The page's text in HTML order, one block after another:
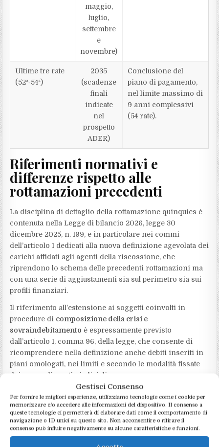
Gestisci Consenso
Per fornire le migliori esperienze, utilizziamo tecnologie come i cookie per
memorizzare e/o accedere alle informazioni del dispositivo. Il consenso a
queste tecnologie ci permetterà di elaborare dati come il comportamento di
navigazione o ID unici su questo sito. Non acconsentire o ritirare il
consenso può influire negativamente su alcune caratteristiche e funzioni.
maggio,
luglio,
settembre
e
novembre)
Ultime tre rate
(52ª‑54ª)
2035
(scadenze
finali
indicate
nel
prospetto
ADER)
Conclusione del
piano di pagamento,
nel limite massimo di
9 anni complessivi
(54 rate).
Riferimenti normativi e
differenze rispetto alle
rottamazioni precedenti
La disciplina di dettaglio della rottamazione quinquies è
contenuta nella Legge di bilancio 2026, legge 30
dicembre 2025, n. 199, e in particolare nei commi
dell’articolo 1 dedicati alla nuova definizione agevolata dei
carichi affidati agli agenti della riscossione, che
riprendono lo schema delle precedenti rottamazioni ma
con una serie di aggiustamenti sia sul perimetro sia sui
profili finanziari.
Il riferimento all’estensione ai soggetti coinvolti in
procedure di composizione della crisi e
sovraindebitamento è espressamente previsto
dall’articolo 1, comma 96, della legge, che consente di
ricomprendere nella definizione anche debiti inseriti in
piani omologati, nei limiti e secondo le modalità fissate
dai provvedimenti giudiziali.
automaticamente i piani di rateazione ordinaria ex DPR
602/1973 eventualmente già in essere: il contribuente
deve scegliere in modo consapevole se mantenere la
dilazione “classica” oppure aderire alla nuova definizione